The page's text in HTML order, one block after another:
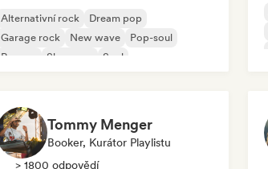
Alternativní rock
Dream pop
Garage rock
New wave
Pop-soul
Reggae
Shoegaze Soul
Tommy Menger
Booker, Kurátor Playlistu
> 1800 odpovědí